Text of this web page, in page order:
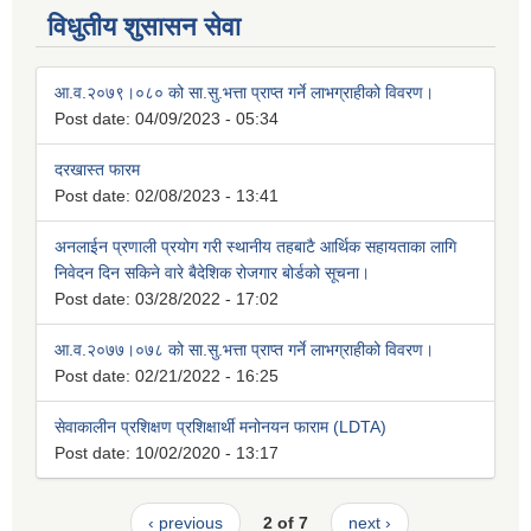
विधुतीय शुसासन सेवा
आ.व.२०७९।०८० को सा.सु.भत्ता प्राप्त गर्ने लाभग्राहीको विवरण।
Post date: 04/09/2023 - 05:34
दरखास्त फारम
Post date: 02/08/2023 - 13:41
अनलाईन प्रणाली प्रयोग गरी स्थानीय तहबाटै आर्थिक सहायताका लागि
निवेदन दिन सकिने वारे बैदेशिक रोजगार बोर्डको सूचना।
Post date: 03/28/2022 - 17:02
आ.व.२०७७।०७८ को सा.सु.भत्ता प्राप्त गर्ने लाभग्राहीको विवरण।
Post date: 02/21/2022 - 16:25
सेवाकालीन प्रशिक्षण प्रशिक्षार्थी मनोनयन फाराम (LDTA)
Post date: 10/02/2020 - 13:17
‹ previous 2 of 7 next ›